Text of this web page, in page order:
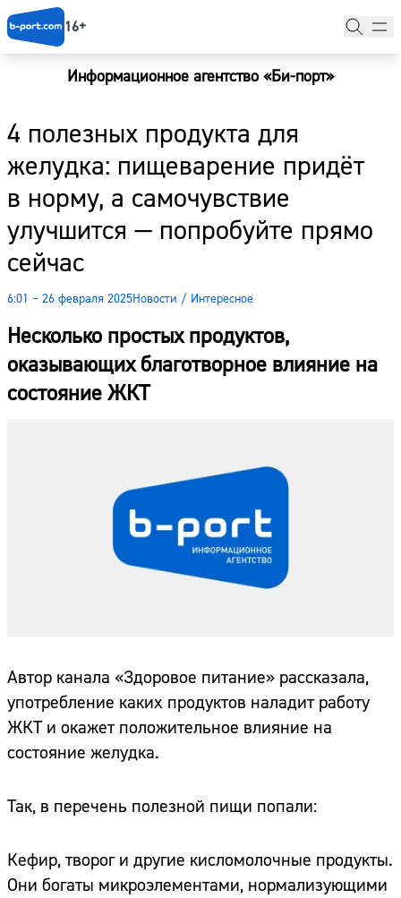
16+
Информационное агентство «Би-порт»
4 полезных продукта для
желудка: пищеварение придёт
в норму, а самочувствие
улучшится — попробуйте прямо
сейчас
6:01 – 26 февраля 2025Новости / Интересное
Несколько простых продуктов,
оказывающих благотворное влияние на
состояние ЖКТ
Автор канала «Здоровое питание» рассказала,
употребление каких продуктов наладит работу
ЖКТ и окажет положительное влияние на
состояние желудка.
Так, в перечень полезной пищи попали:
Кефир, творог и другие кисломолочные продукты.
Они богаты микроэлементами, нормализующими
Новости
Наши гости
Фоторепортажи
Погода
Курсы валют